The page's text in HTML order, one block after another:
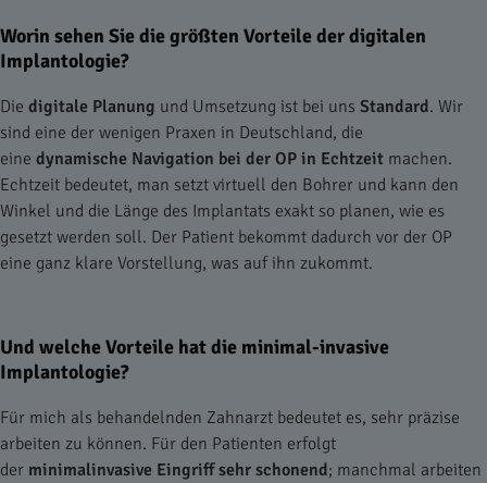
Worin sehen Sie die größten Vorteile der digitalen
Implantologie?
Die digitale Planung und Umsetzung ist bei uns Standard. Wir
sind eine der wenigen Praxen in Deutschland, die
eine dynamische Navigation bei der OP in Echtzeit machen.
Echtzeit bedeutet, man setzt virtuell den Bohrer und kann den
Winkel und die Länge des Implantats exakt so planen, wie es
gesetzt werden soll. Der Patient bekommt dadurch vor der OP
eine ganz klare Vorstellung, was auf ihn zukommt.
Und welche Vorteile hat die minimal-invasive
Implantologie?
Für mich als behandelnden Zahnarzt bedeutet es, sehr präzise
arbeiten zu können. Für den Patienten erfolgt
der minimalinvasive Eingriff sehr schonend; manchmal arbeiten